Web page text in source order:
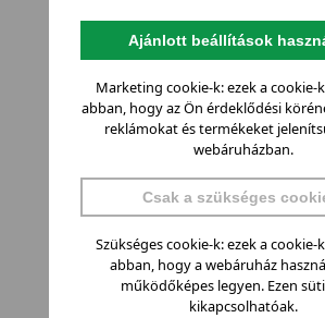
Ajánlott beállítások
Marketing cookie-k: ezek a cookie-
abban, hogy az Ön érdeklődési
reklámokat és termékeket
webáruházban.
Csak a szükséges
Szükséges cookie-k: ezek a cookie-
abban, hogy a webáruház
működőképes legyen. Ezen
kikapcsolhatóak.